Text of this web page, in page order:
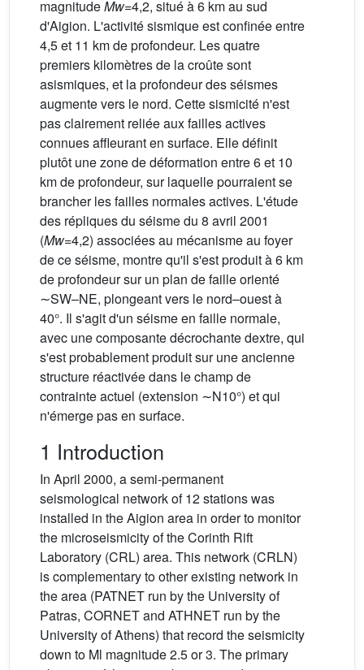
magnitudeMw=4,2, situé à 6 km au sud
d'Aigion. L'activité sismique est confinée entre
4,5 et 11 km de profondeur. Les quatre
premiers kilomètres de la croûte sont
asismiques, et la profondeur des séismes
augmente vers le nord. Cette sismicité n'est
pas clairement reliée aux failles actives
connues affleurant en surface. Elle définit
plutôt une zone de déformation entre 6 et 10
km de profondeur, sur laquelle pourraient se
brancher les failles normales actives. L'étude
des répliques du séisme du 8 avril 2001
(Mw=4,2) associées au mécanisme au foyer
de ce séisme, montre qu'il s'est produit à 6 km
de profondeur sur un plan de faille orienté
∼SW–NE, plongeant vers le nord–ouest à
40°. Il s'agit d'un séisme en faille normale,
avec une composante décrochante dextre, qui
s'est probablement produit sur une ancienne
structure réactivée dans le champ de
contrainte actuel (extension ∼N10°) et qui
n'émerge pas en surface.
1 Introduction
In April 2000, a semi-permanent
seismological network of 12 stations was
installed in the Aigion area in order to monitor
the microseismicity of the Corinth Rift
Laboratory (CRL) area. This network (CRLN)
is complementary to other existing network in
the area (PATNET run by the University of
Patras, CORNET and ATHNET run by the
University of Athens) that record the seismicity
down to Ml magnitude 2.5 or 3. The primary